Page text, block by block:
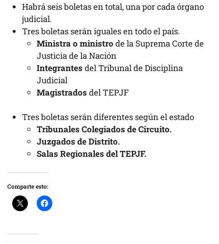
Habrá seis boletas en total, una por cada órgano
judicial.
Tres boletas serán iguales en todo el país.
Ministra o ministro de la Suprema Corte de
Justicia de la Nación
Integrantes del Tribunal de Disciplina
Judicial
Magistrados del TEPJF
Tres boletas serán diferentes según el estado
Tribunales Colegiados de Circuito.
Juzgados de Distrito.
Salas Regionales del TEPJF.
Comparte esto: